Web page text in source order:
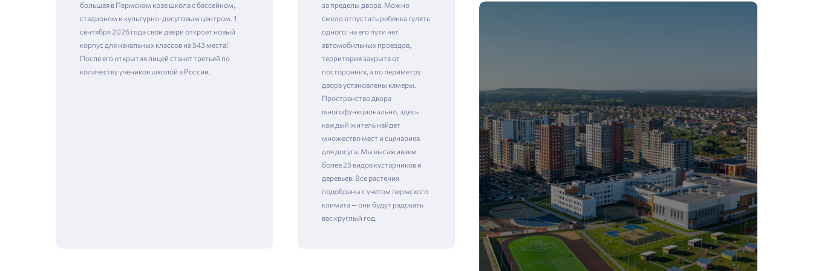
большая в Пермском крае школа с бассейном,
стадионом и культурно-досуговым центром. 1
сентября 2026 года свои двери откроет новый
корпус для начальных классов на 543 места!
После его открытия лицей станет третьей по
количеству учеников школой в России.
за пределы двора. Можно
смело отпустить ребенка гулять
одного: на его пути нет
автомобильных проездов,
территория закрыта от
посторонних, а по периметру
двора установлены камеры. ​​​​​​​
Пространство двора
многофункционально, здесь
каждый житель найдет
множество мест и сценариев
для досуга. Мы высаживаем
более 25 видов кустарников и
деревьев. Все растения
подобраны с учетом пермского
климата — они будут радовать
вас круглый год.